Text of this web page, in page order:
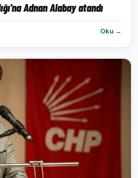
Adnan Alabay atandı
Oku →